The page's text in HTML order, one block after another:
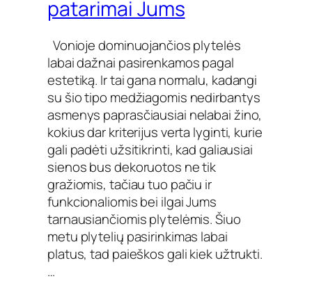
patarimai Jums
Vonioje dominuojančios plytelės
labai dažnai pasirenkamos pagal
estetiką. Ir tai gana normalu, kadangi
su šio tipo medžiagomis nedirbantys
asmenys paprasčiausiai nelabai žino,
kokius dar kriterijus verta lyginti, kurie
gali padėti užsitikrinti, kad galiausiai
sienos bus dekoruotos ne tik
gražiomis, tačiau tuo pačiu ir
funkcionaliomis bei ilgai Jums
tarnausiančiomis plytelėmis. Šiuo
metu plytelių pasirinkimas labai
platus, tad paieškos gali kiek užtrukti.
…